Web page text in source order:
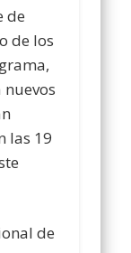
de
de los
nuevos
las 19
de